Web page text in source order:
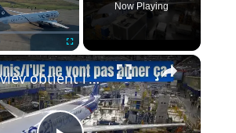
Fullscreen
Now Playing
Yakovlev obtient l'approbation pour la production du MC-21 : et maintenant ?